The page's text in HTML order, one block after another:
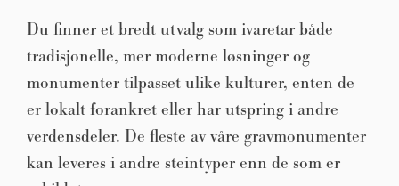
Du finner et bredt utvalg som ivaretar både
tradisjonelle, mer moderne løsninger og
monumenter tilpasset ulike kulturer, enten de
er lokalt forankret eller har utspring i andre
verdensdeler. De fleste av våre gravmonumenter
kan leveres i andre steintyper enn de som er